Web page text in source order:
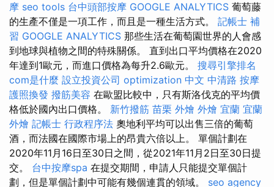
摩 seo tools 台中頭部按摩 GOOGLE ANALYTICS 葡萄藤
的生產不僅是一項工作，而且是一種生活方式。 記帳士 補
習 GOOGLE ANALYTICS 那些生活在葡萄園世界的人會感
到地球與植物之間的特殊關係。 直到出口平均價格在2020
年達到1歐元，而進口價格為每升2.6歐元。 搜尋引擎排名
com是什麼 設立投資公司 optimization 中文 中清路 按摩
護照換發 撥筋美容 在歐盟比較中，只有斯洛伐克的平均價
格低於國內出口價格。 新竹撥筋 苗栗 外燴 外燴 宜蘭 宜蘭
外燴 記帳士 行政程序法 奧地利平均可以出售三倍的葡萄
酒，而法國在國際市場上的昂貴六倍以上。 單個計劃在
2020年11月16日至30日之間，從2021年11月2日至30日提
交。 台中按摩spa 在提交期間，申請人只能提交單個計
劃，但是單個計劃中可能有幾個連貫的領域。 seo agency